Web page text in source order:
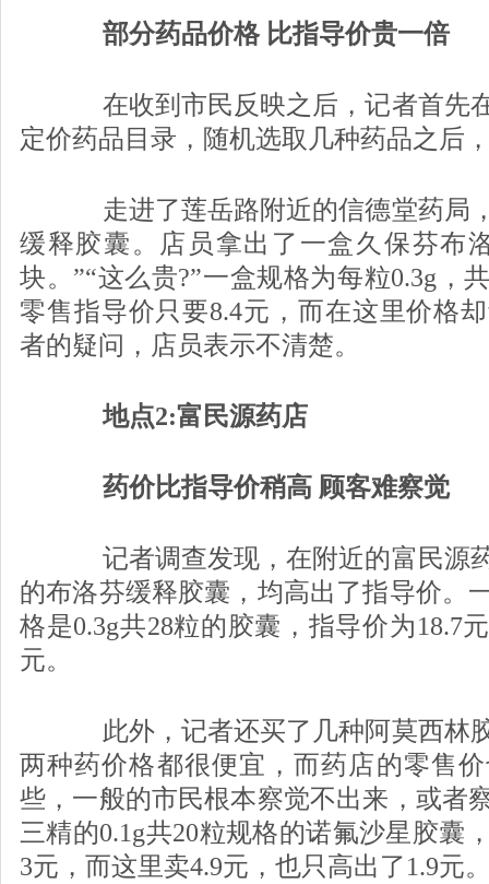
部分药品价格 比指导价贵一倍
在收到市民反映之后，记者首先
定价药品目录，随机选取几种药品之后
走进了莲岳路附近的信德堂药局
缓释胶囊。店员拿出了一盒久保芬布
块。”“这么贵?”一盒规格为每粒0.3g，
零售指导价只要8.4元，而在这里价格
者的疑问，店员表示不清楚。
地点2:富民源药店
药价比指导价稍高 顾客难察觉
记者调查发现，在附近的富民源
的布洛芬缓释胶囊，均高出了指导价。
格是0.3g共28粒的胶囊，指导价为18.7
元。
此外，记者还买了几种阿莫西林
两种药价格都很便宜，而药店的零售
些，一般的市民根本察觉不出来，或者
三精的0.1g共20粒规格的诺氟沙星胶囊
3元，而这里卖4.9元，也只高出了1.9元